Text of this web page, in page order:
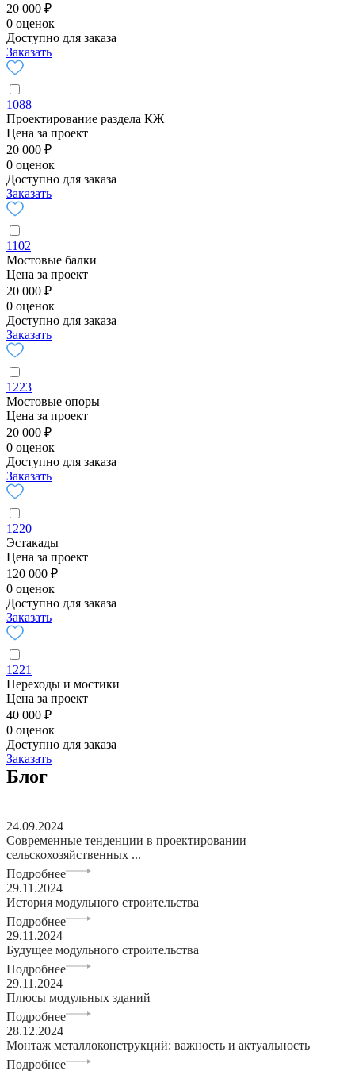
20 000 ₽
0 оценок
Доступно для заказа
Заказать
1088
Проектирование раздела КЖ
Цена за проект
20 000 ₽
0 оценок
Доступно для заказа
Заказать
1102
Мостовые балки
Цена за проект
20 000 ₽
0 оценок
Доступно для заказа
Заказать
1223
Мостовые опоры
Цена за проект
20 000 ₽
0 оценок
Доступно для заказа
Заказать
1220
Эстакады
Цена за проект
120 000 ₽
0 оценок
Доступно для заказа
Заказать
1221
Переходы и мостики
Цена за проект
40 000 ₽
0 оценок
Доступно для заказа
Заказать
Блог
24.09.2024
Современные тенденции в проектировании
сельскохозяйственных ...
Подробнее
29.11.2024
История модульного строительства
Подробнее
29.11.2024
Будущее модульного строительства
Подробнее
29.11.2024
Плюсы модульных зданий
Подробнее
28.12.2024
Монтаж металлоконструкций: важность и актуальность
Подробнее